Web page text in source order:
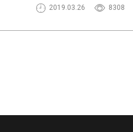
2019.03.26 8308